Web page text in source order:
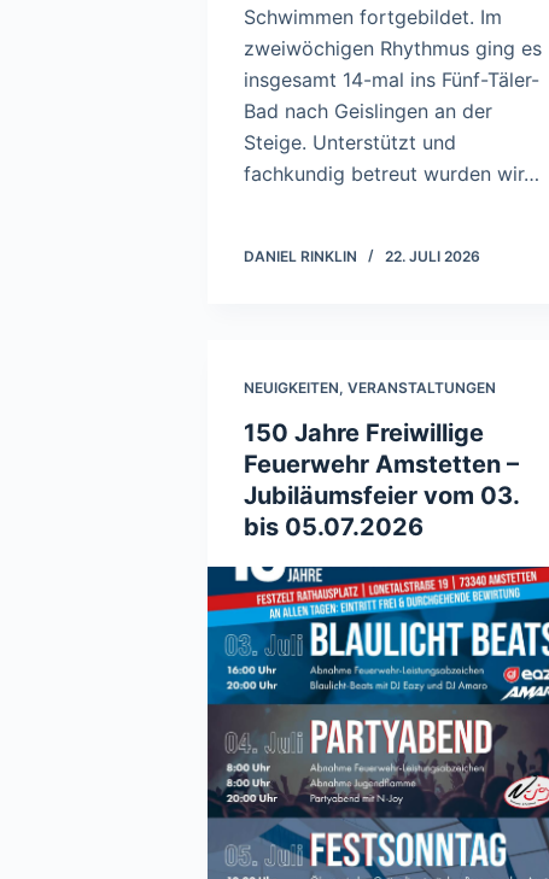
Schwimmen fortgebildet. Im
zweiwöchigen Rhythmus ging es
insgesamt 14-mal ins Fünf-Täler-
Bad nach Geislingen an der
Steige. Unterstützt und
fachkundig betreut wurden wir…
DANIEL RINKLIN 22. JULI 2026
NEUIGKEITEN, VERANSTALTUNGEN
150 Jahre Freiwillige
Feuerwehr Amstetten –
Jubiläumsfeier vom 03.
bis 05.07.2026